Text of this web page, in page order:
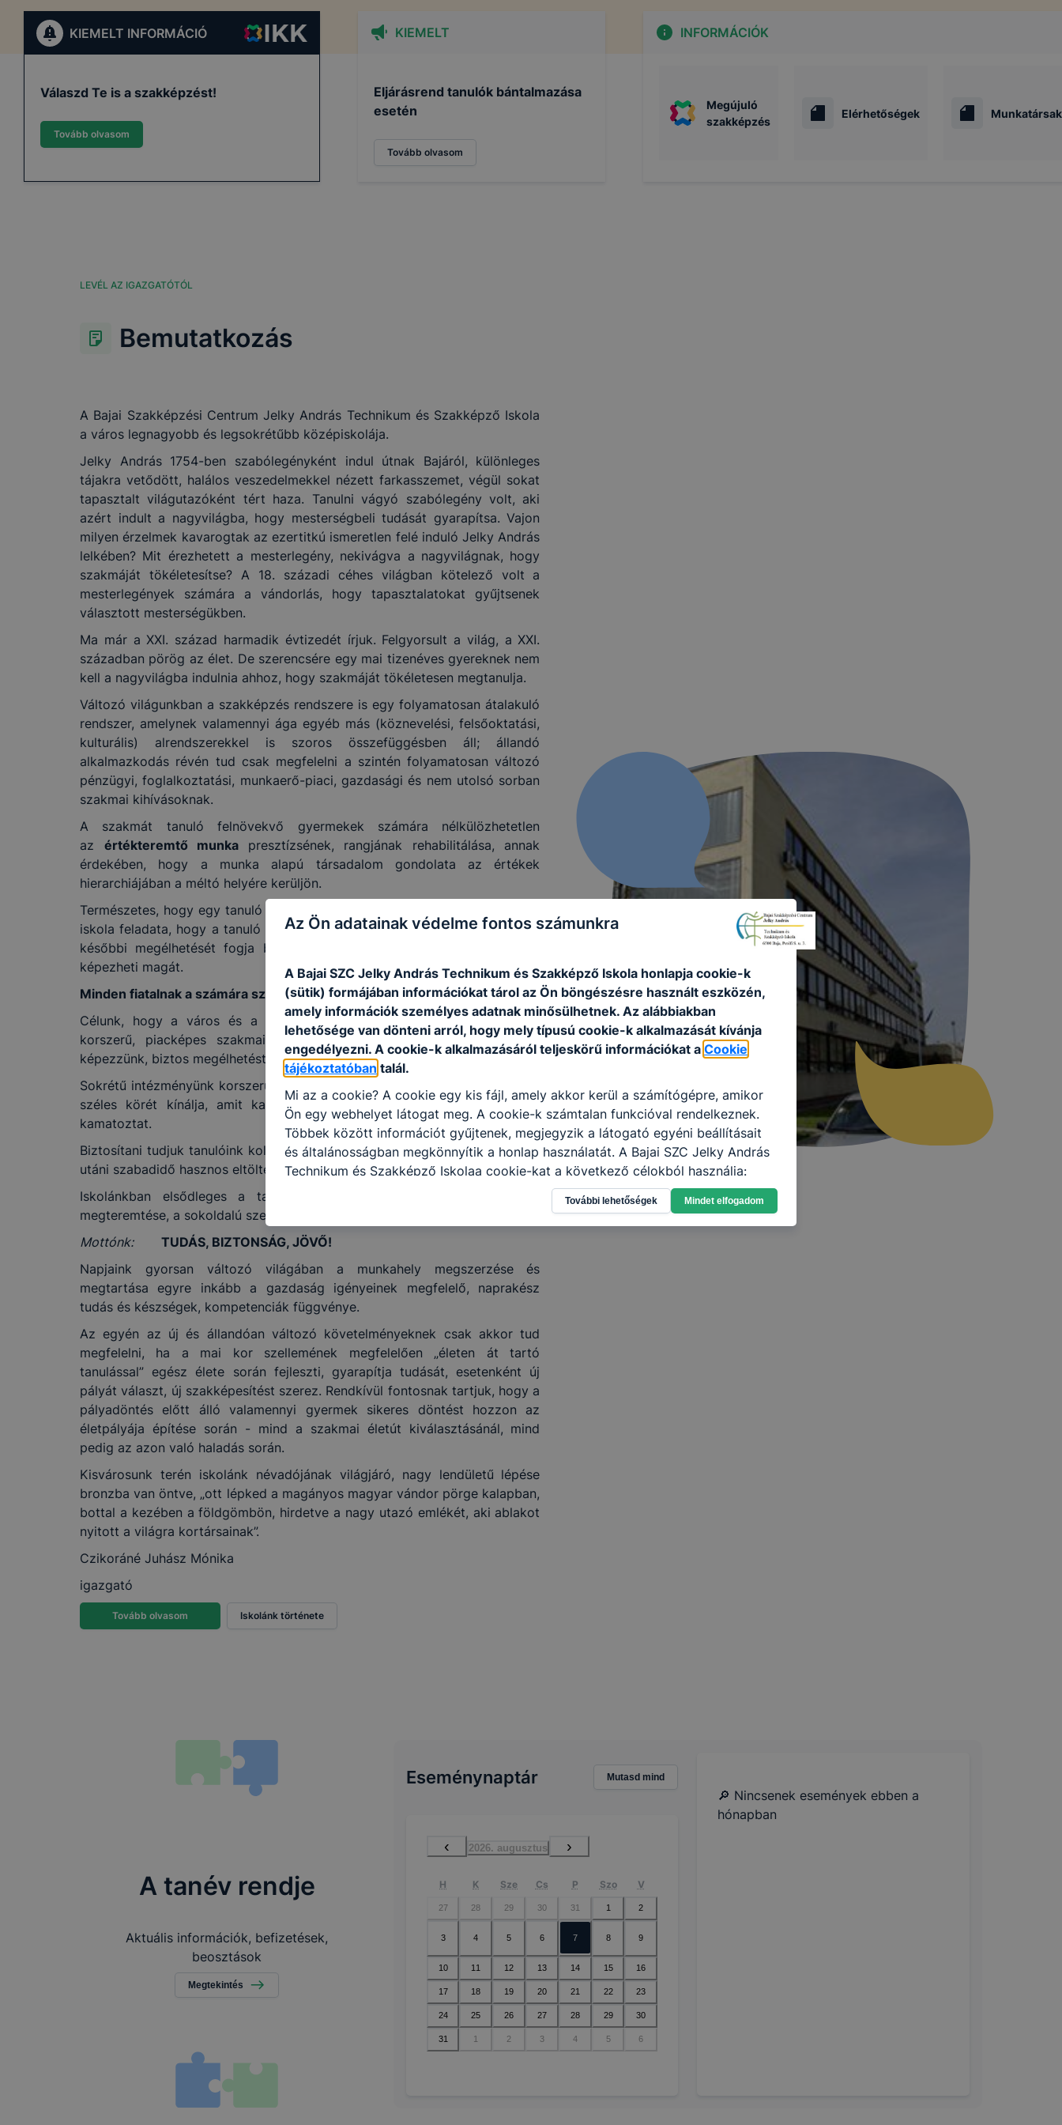
KIEMELT INFORMÁCIÓ
Válaszd Te is a szakképzést!
Tovább olvasom
KIEMELT
Eljárásrend tanulók bántalmazása
esetén
Tovább olvasom
INFORMÁCIÓK
Megújuló
szakképzés
Elérhetőségek Munkatársak
LEVÉL AZ IGAZGATÓTÓL
Bemutatkozás
A Bajai Szakképzési Centrum Jelky András Technikum és Szakképző Iskola
a város legnagyobb és legsokrétűbb középiskolája.
Jelky András 1754-ben szabólegényként indul útnak Bajáról, különleges
tájakra vetődött, halálos veszedelmekkel nézett farkasszemet, végül sokat
tapasztalt világutazóként tért haza. Tanulni vágyó szabólegény volt, aki
azért indult a nagyvilágba, hogy mesterségbeli tudását gyarapítsa. Vajon
milyen érzelmek kavarogtak az ezertitkú ismeretlen felé induló Jelky András
lelkében? Mit érezhetett a mesterlegény, nekivágva a nagyvilágnak, hogy
szakmáját tökéletesítse? A 18. századi céhes világban kötelező volt a
mesterlegények számára a vándorlás, hogy tapasztalatokat gyűjtsenek
választott mesterségükben.
Ma már a XXI. század harmadik évtizedét írjuk. Felgyorsult a világ, a XXI.
században pörög az élet. De szerencsére egy mai tizenéves gyereknek nem
kell a nagyvilágba indulnia ahhoz, hogy szakmáját tökéletesen megtanulja.
Változó világunkban a szakképzés rendszere is egy folyamatosan átalakuló
rendszer, amelynek valamennyi ága egyéb más (köznevelési, felsőoktatási,
kulturális) alrendszerekkel is szoros összefüggésben áll; állandó
alkalmazkodás révén tud csak megfelelni a szintén folyamatosan változó
pénzügyi, foglalkoztatási, munkaerő-piaci, gazdasági és nem utolsó sorban
szakmai kihívásoknak.
A szakmát tanuló felnövekvő gyermekek számára nélkülözhetetlen
az értékteremtő munka presztízsének, rangjának rehabilitálása, annak
érdekében, hogy a munka alapú társadalom gondolata az értékek
hierarchiájában a méltó helyére kerüljön.
Természetes, hogy egy tanuló számára a legfontosabb munka a tanulás. Az
iskola feladata, hogy a tanuló számára azt a biztos alapot nyújtsa, amely a
későbbi megélhetését fogja biztosítani, vagy amelyből kiindulva tovább
képezheti magát.
Minden fiatalnak a számára szükséges képzést kell biztosítani.
Célunk, hogy a város és a régió munkaerő-piaci igényeinek kielégítve,
korszerű, piacképes szakmai végzettséggel rendelkező szakembereket
képezzünk, biztos megélhetést jelentő szakmai ismereteket nyújtva.
Sokrétű intézményünk korszerű nevelési módszerekkel a szakmai képzések
széles körét kínálja, amit kapcsolataink révén, nemzetközi színtéren is
kamatoztat.
Biztosítani tudjuk tanulóink kollégiumi elhelyezését és ez által a tanítási idő
utáni szabadidő hasznos eltöltését.
Iskolánkban elsődleges a tanítás és tanulás harmonikus egységének
megteremtése, a sokoldalú személyiségfejlesztés.
Mottónk:
TUDÁS, BIZTONSÁG, JÖVŐ!
Napjaink gyorsan változó világában a munkahely megszerzése és
megtartása egyre inkább a gazdaság igényeinek megfelelő, naprakész
tudás és készségek, kompetenciák függvénye.
Az egyén az új és állandóan változó követelményeknek csak akkor tud
megfelelni, ha a mai kor szellemének megfelelően „életen át tartó
tanulással” egész élete során fejleszti, gyarapítja tudását, esetenként új
pályát választ, új szakképesítést szerez. Rendkívül fontosnak tartjuk, hogy a
pályadöntés előtt álló valamennyi gyermek sikeres döntést hozzon az
életpályája építése során - mind a szakmai életút kiválasztásánál, mind
pedig az azon való haladás során.
Kisvárosunk terén iskolánk névadójának világjáró, nagy lendületű lépése
bronzba van öntve, „ott lépked a magányos magyar vándor pörge kalapban,
bottal a kezében a földgömbön, hirdetve a nagy utazó emlékét, aki ablakot
nyitott a világra kortársainak”.
Czikoráné Juhász Mónika
igazgató
Tovább olvasom Iskolánk története
A tanév rendje
Aktuális információk, befizetések,
beosztások
Megtekintés
Eseménynaptár Mutasd mind
‹ 2026. augusztus ›
H K Sze Cs P Szo V
27 28 29 30 31 1 2
3 4 5 6 7 8 9
10 11 12 13 14 15 16
17 18 19 20 21 22 23
24 25 26 27 28 29 30
31 1 2 3 4 5 6
🔎 Nincsenek események ebben a
hónapban
Az Ön adatainak védelme fontos számunkra
A Bajai SZC Jelky András Technikum és Szakképző Iskola honlapja cookie-k
(sütik) formájában információkat tárol az Ön böngészésre használt eszközén,
amely információk személyes adatnak minősülhetnek. Az alábbiakban
lehetősége van dönteni arról, hogy mely típusú cookie-k alkalmazását kívánja
engedélyezni. A cookie-k alkalmazásáról teljeskörű információkat a Cookie
tájékoztatóban talál.
Mi az a cookie? A cookie egy kis fájl, amely akkor kerül a számítógépre, amikor
Ön egy webhelyet látogat meg. A cookie-k számtalan funkcióval rendelkeznek.
Többek között információt gyűjtenek, megjegyzik a látogató egyéni beállításait
és általánosságban megkönnyítik a honlap használatát. A Bajai SZC Jelky András
Technikum és Szakképző Iskolaa cookie-kat a következő célokból használja:
információ gyűjtése azzal kapcsolatban, hogyan használja Ön a honlapot -annak
felmérésével, hogy a honlap melyik részeit látogatja, vagy használja leginkább,
így megtudhatjuk, hogyan biztosítsunk Önnek még jobb felhasználói élményt, ha
ismét meglátogatja oldalunkat, honlap fejlesztése. Hogyan ellenőrizheti és hogyan
tudja kikapcsolni a cookie-kat? Minden modern böngésző engedélyezi a cookie-k
beállításának a változtatását. A legtöbb böngésző alapértelmezettként
automatikusan elfogadja a cookie-kat, de ezek általában megváltoztathatók.
folyamatainak megkönnyítése vagy lehetővé tétele, a cookie-k alkalmazásának
megakadályozása vagy törlése által előfordulhat, hogy felhasználóink nem
lesznek képesek honlapunk funkcióinak teljes körű használatára, vagy a honlap a
tervezettől eltérően fog működni böngészőjében.
További lehetőségek Mindet elfogadom